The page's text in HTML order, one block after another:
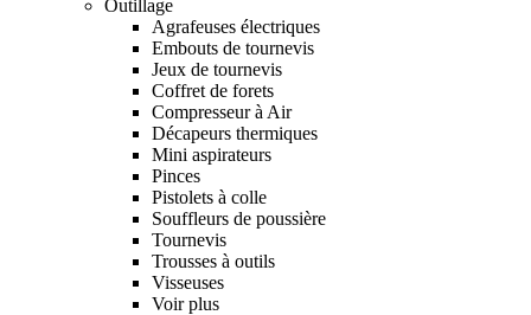
Outillage
Agrafeuses électriques
Embouts de tournevis
Jeux de tournevis
Coffret de forets
Compresseur à Air
Décapeurs thermiques
Mini aspirateurs
Pinces
Pistolets à colle
Souffleurs de poussière
Tournevis
Trousses à outils
Visseuses
Voir plus